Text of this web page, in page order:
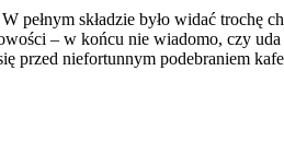
pełnym składzie było widać trochę
– w końcu nie wiadomo, czy uda
przed niefortunnym podebraniem